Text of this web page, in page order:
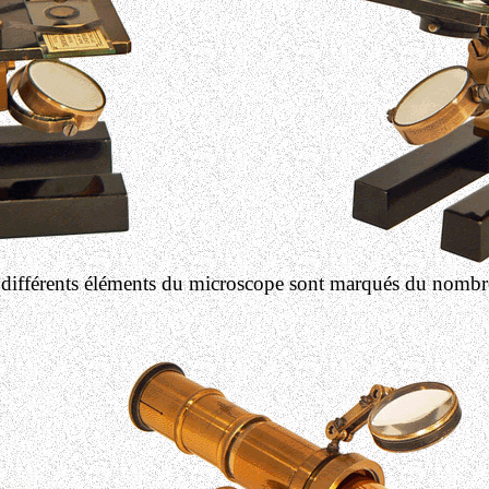
éléments du microscope sont marqués du